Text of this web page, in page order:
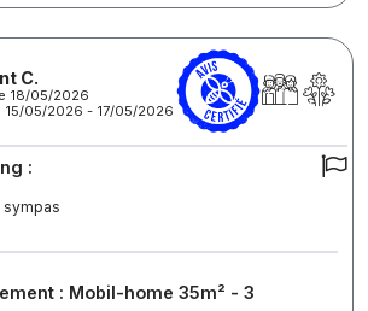
C.
18/05/2026
15/05/2026 - 17/05/2026
:
: Mobil-home 35m² - 3